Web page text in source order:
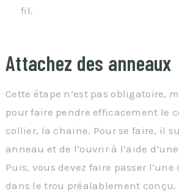
fil.
Attachez des anneaux
Cette étape n’est pas obligatoire,
pour faire pendre efficacement le
collier, la chaine. Pour se faire, il
anneau et de l’ouvrir à l’aide
Puis, vous devez faire passer
dans le trou préalablement conçu.